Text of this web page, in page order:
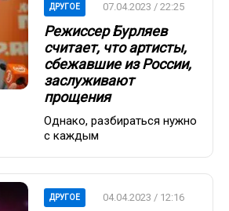
ДРУГОЕ 07.04.2023 / 22:25
Режиссер Бурляев
считает, что артисты,
сбежавшие из России,
заслуживают
прощения
Однако, разбираться нужно
с каждым
ДРУГОЕ 04.04.2023 / 12:16